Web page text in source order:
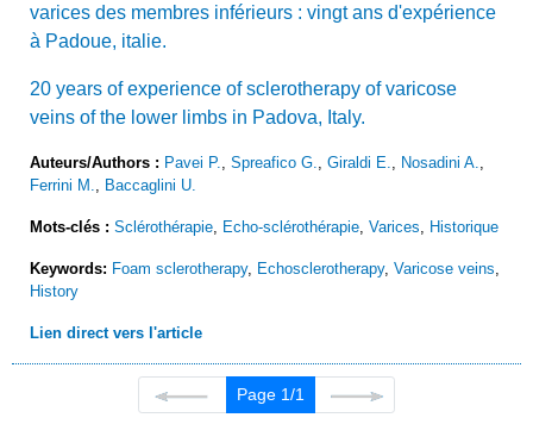
varices des membres inférieurs : vingt ans d'expérience
à Padoue, italie.
20 years of experience of sclerotherapy of varicose
veins of the lower limbs in Padova, Italy.
Auteurs/Authors : Pavei P. Spreafico G. Giraldi E. Nosadini A.
Ferrini M.
Baccaglini U.
Mots-clés : Sclérothérapie Echo-sclérothérapie Varices Historique
Keywords: Foam sclerotherapy, Echosclerotherapy, Varicose veins
History
Lien direct vers l'article
Page 1/1